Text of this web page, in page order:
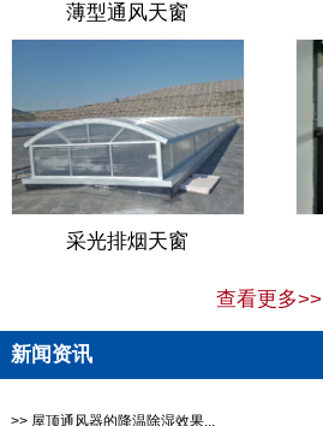
薄型通风天窗
采光排烟天窗
查看更多>>
新闻资讯
>> 屋顶通风器的降温除湿效果...